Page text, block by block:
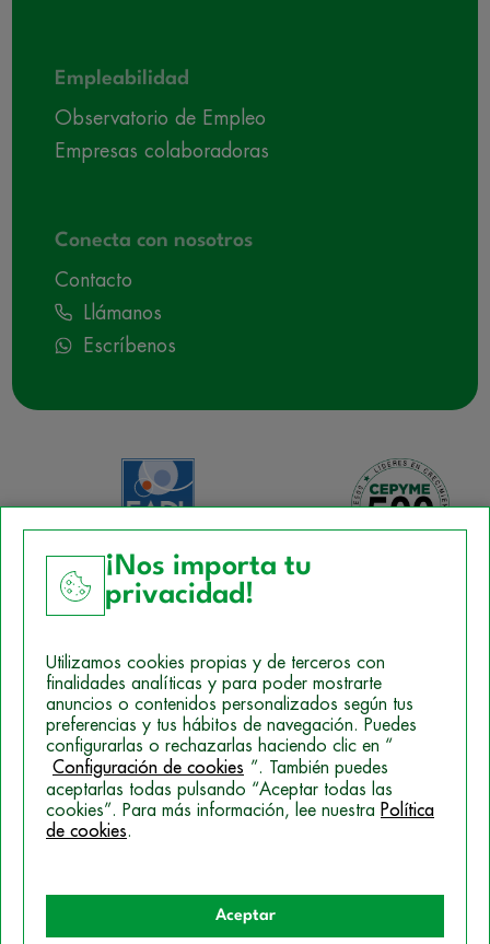
Empleabilidad
Observatorio de Empleo
Empresas colaboradoras
Conecta con nosotros
Contacto
Llámanos
Escríbenos
Política de Cookies
Mapa del sitio
Politica de Privacidad
© 2026 Campus Training
¡Nos importa tu
privacidad!
Utilizamos cookies propias y de terceros con
finalidades analíticas y para poder mostrarte
anuncios o contenidos personalizados según tus
preferencias y tus hábitos de navegación. Puedes
configurarlas o rechazarlas haciendo clic en “
Configuración de cookies ”. También puedes
aceptarlas todas pulsando “Aceptar todas las
cookies”. Para más información, lee nuestra Política
de cookies.
Aceptar